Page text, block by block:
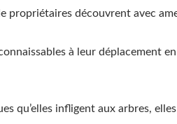
propriétaires découvrent avec
à leur déplacement
qu’elles infligent aux arbres,